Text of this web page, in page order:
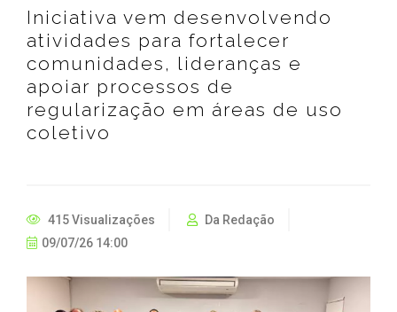
Iniciativa vem desenvolvendo
atividades para fortalecer
comunidades, lideranças e
apoiar processos de
regularização em áreas de uso
coletivo
415 Visualizações
Da Redação
09/07/26 14:00